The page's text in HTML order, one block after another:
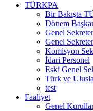
TÜRKPA
Bir Bakışta
Dönem
Genel Sekreter
Genel Sekreter
Komisyon
İdari Personel
Eski Genel
Türk ve
test
Faaliyet
Genel